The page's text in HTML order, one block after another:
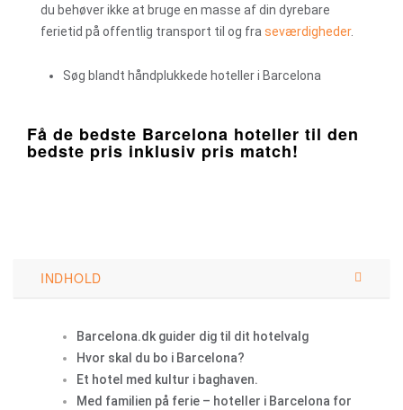
du behøver ikke at bruge en masse af din dyrebare
ferietid på offentlig transport til og fraseværdigheder.
Søg blandt håndplukkede hoteller i Barcelona
Få de bedste Barcelona hoteller til den
bedste pris inklusiv pris match!
INDHOLD
Barcelona.dk guider dig til dit hotelvalg
Hvor skal du bo i Barcelona?
Et hotel med kultur i baghaven.
Med familien på ferie – hoteller i Barcelona for